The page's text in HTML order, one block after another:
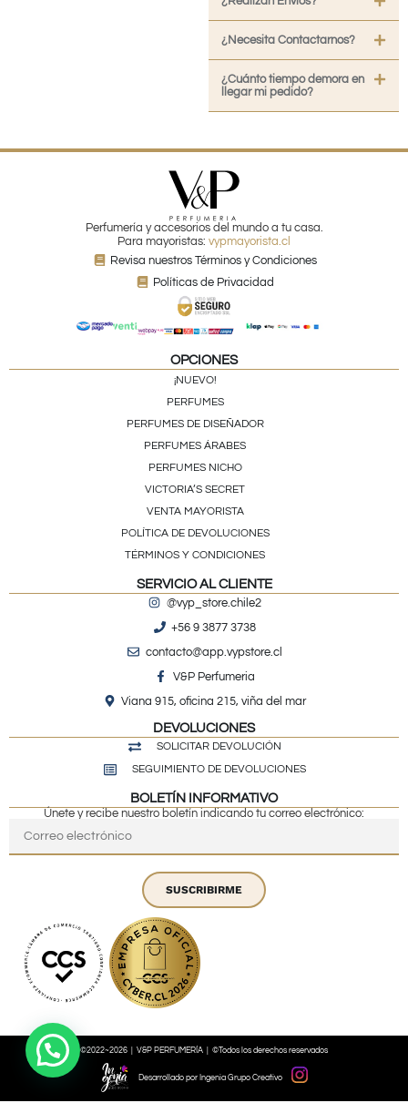
¿Necesita Contactarnos?
¿Cuánto tiempo demora en
llegar mi pedido?
Perfumería y accesorios del mundo a tu casa.
Para mayoristas: vypmayorista.cl
Revisa nuestros Términos y Condiciones
Políticas de Privacidad
OPCIONES
¡NUEVO!
PERFUMES
PERFUMES DE DISEÑADOR
PERFUMES ÁRABES
PERFUMES NICHO
VICTORIA’S SECRET
VENTA MAYORISTA
POLÍTICA DE DEVOLUCIONES
TÉRMINOS Y CONDICIONES
SERVICIO AL CLIENTE
@vyp_store.chile2
+56 9 3877 3738
contacto@app.vypstore.cl
V&P Perfumeria
Viana 915, oficina 215, viña del mar
DEVOLUCIONES
SOLICITAR DEVOLUCIÓN
SEGUIMIENTO DE DEVOLUCIONES
BOLETÍN INFORMATIVO
Únete y recibe nuestro boletín indicando tu correo electrónico:
SUSCRIBIRME
©2022~2026 | V&P PERFUMERÍA | ©Todos los derechos reservados
Desarrollado por Ingenia Grupo Creativo